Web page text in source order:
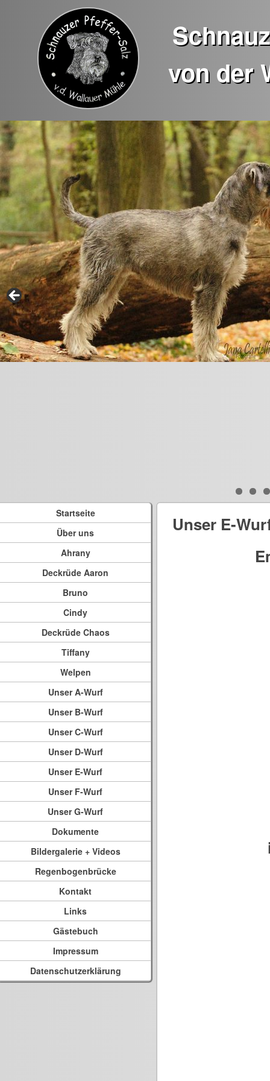
von der
Startseite
Über uns
Ahrany
Deckrüde Aaron
Bruno
Cindy
Deckrüde Chaos
Tiffany
Welpen
Unser A-Wurf
Unser B-Wurf
Unser C-Wurf
Unser D-Wurf
Unser E-Wurf
Unser F-Wurf
Unser G-Wurf
Dokumente
Bildergalerie + Videos
Regenbogenbrücke
Kontakt
Links
Gästebuch
Impressum
Datenschutzerklärung
Unser E-